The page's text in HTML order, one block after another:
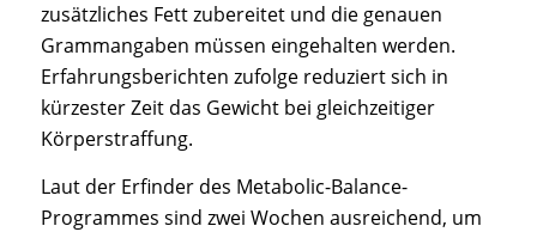
zusätzliches Fett zubereitet und die genauen
Grammangaben müssen eingehalten werden.
Erfahrungsberichten zufolge reduziert sich in
kürzester Zeit das Gewicht bei gleichzeitiger
Körperstraffung.
Laut der Erfinder des Metabolic-Balance-
Programmes sind zwei Wochen ausreichend, um